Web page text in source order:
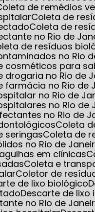
Coleta de remédios
Coleta de
Coleta de
no Rio de
de resíduos
no Rio
cosméticos para
drogaria no Rio de
farmácia no Rio de
no Rio de
no Rio de
no Rio de
Coleta
seringas
Coleta de
no Rio de
em clínicas
Coleta e
Coletor de
de lixo biológico
Descarte de
no Rio de